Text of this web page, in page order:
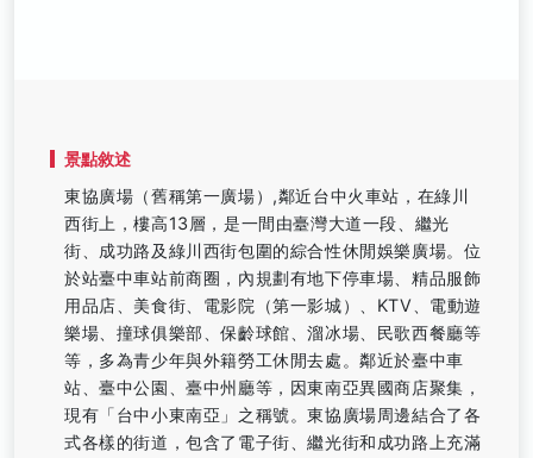
景點敘述
東協廣場（舊稱第一廣場）,鄰近台中火車站，在綠川
西街上，樓高13層，是一間由臺灣大道一段、繼光
街、成功路及綠川西街包圍的綜合性休閒娛樂廣場。位
於站臺中車站前商圈，內規劃有地下停車場、精品服飾
用品店、美食街、電影院（第一影城）、KTV、電動遊
樂場、撞球俱樂部、保齡球館、溜冰場、民歌西餐廳等
等，多為青少年與外籍勞工休閒去處。鄰近於臺中車
站、臺中公園、臺中州廳等，因東南亞異國商店聚集，
現有「台中小東南亞」之稱號。東協廣場周邊結合了各
式各樣的街道，包含了電子街、繼光街和成功路上充滿